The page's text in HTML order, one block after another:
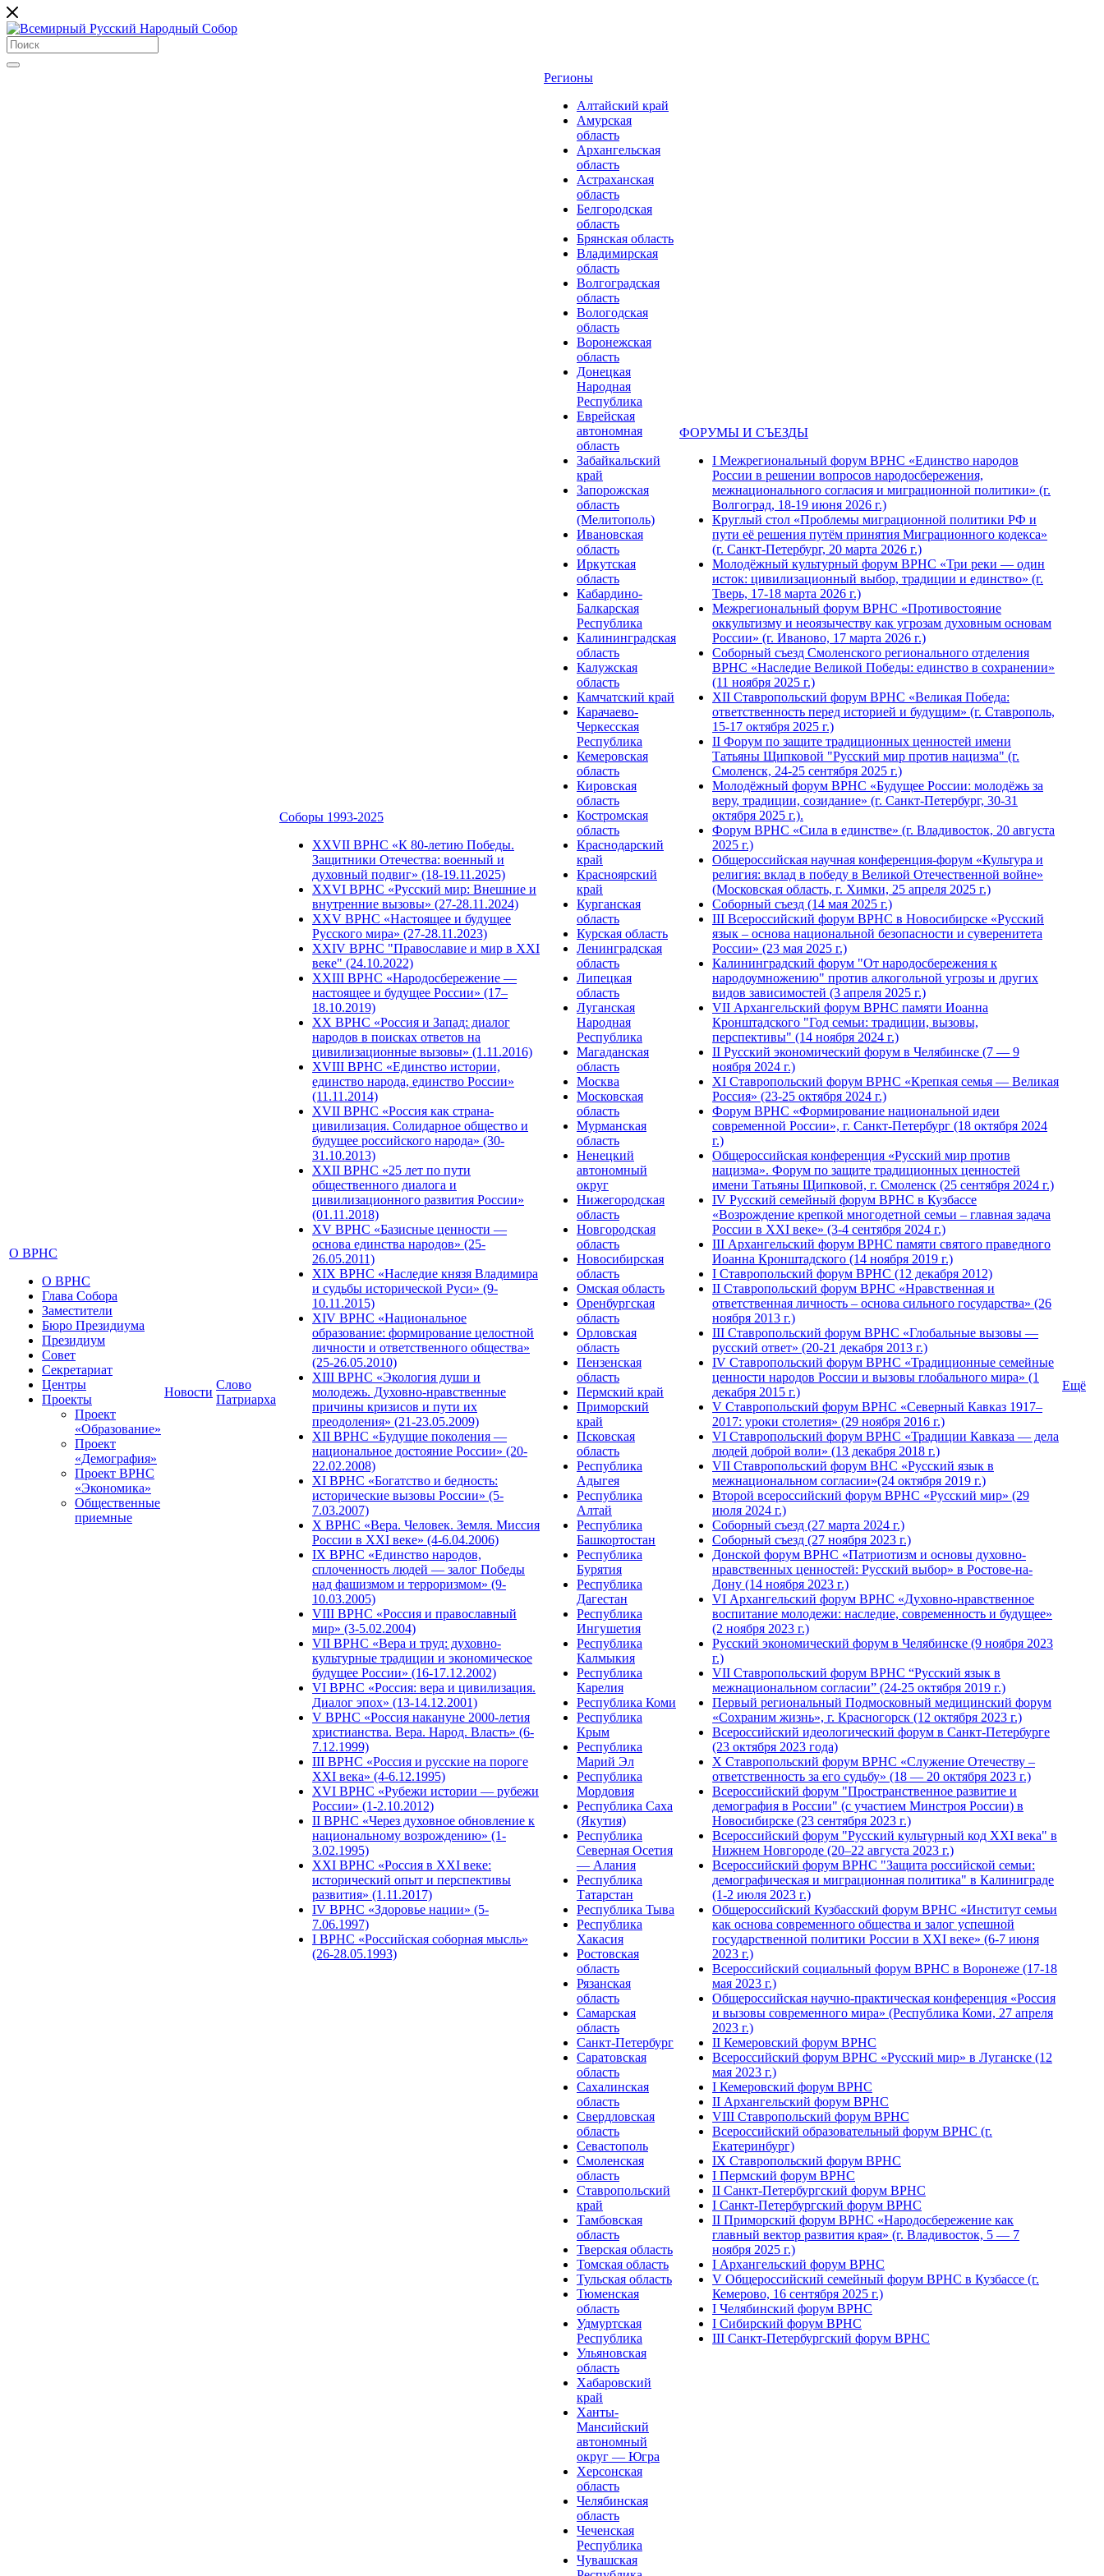
О ВРНС
О ВРНС
Глава Собора
Заместители
Бюро Президиума
Президиум
Совет
Секретариат
Центры
Проекты
Проект
«Образование»
Проект
«Демография»
Проект ВРНС
«Экономика»
Общественные
приемные
Новости
Слово
Патриарха
Соборы 1993-2025
ХХVII ВРНС «К 80-летию Победы.
Защитники Отечества: военный и
духовный подвиг» (18-19.11.2025)
XXVI ВРНС «Русский мир: Внешние и
внутренние вызовы» (27-28.11.2024)
XXV ВРНС «Настоящее и будущее
Русского мира» (27-28.11.2023)
XXIV ВРНС "Православие и мир в XXI
веке" (24.10.2022)
XXIII ВРНС «Народосбережение —
настоящее и будущее России» (17–
18.10.2019)
XX ВРНС «Россия и Запад: диалог
народов в поисках ответов на
цивилизационные вызовы» (1.11.2016)
XVIII ВРНС «Единство истории,
единство народа, единство России»
(11.11.2014)
XVII ВРНС «Россия как страна-
цивилизация. Солидарное общество и
будущее российского народа» (30-
31.10.2013)
XXII ВРНС «25 лет по пути
общественного диалога и
цивилизационного развития России»
(01.11.2018)
XV ВРНС «Базисные ценности —
основа единства народов» (25-
26.05.2011)
XIX ВРНС «Наследие князя Владимира
и судьбы исторической Руси» (9-
10.11.2015)
XIV ВРНС «Национальное
образование: формирование целостной
личности и ответственного общества»
(25-26.05.2010)
XIII ВРНС «Экология души и
молодежь. Духовно-нравственные
причины кризисов и пути их
преодоления» (21-23.05.2009)
XII ВРНС «Будущие поколения —
национальное достояние России» (20-
22.02.2008)
XI ВРНС «Богатство и бедность:
исторические вызовы России» (5-
7.03.2007)
X ВРНС «Вера. Человек. Земля. Миссия
России в XXI веке» (4-6.04.2006)
IX ВРНС «Единство народов,
сплоченность людей — залог Победы
над фашизмом и терроризмом» (9-
10.03.2005)
VIII ВРНС «Россия и православный
мир» (3-5.02.2004)
VII ВРНС «Вера и труд: духовно-
культурные традиции и экономическое
будущее России» (16-17.12.2002)
VI ВРНС «Россия: вера и цивилизация.
Диалог эпох» (13-14.12.2001)
V ВРНС «Россия накануне 2000-летия
христианства. Вера. Народ. Власть» (6-
7.12.1999)
III ВРНС «Россия и русские на пороге
XXI века» (4-6.12.1995)
XVI ВРНС «Рубежи истории — рубежи
России» (1-2.10.2012)
II ВРНС «Через духовное обновление к
национальному возрождению» (1-
3.02.1995)
XХI ВРНС «Россия в XXI веке:
исторический опыт и перспективы
развития» (1.11.2017)
IV ВРНС «Здоровье нации» (5-
7.06.1997)
I ВРНС «Российская соборная мысль»
(26-28.05.1993)
Регионы
Алтайский край
Амурская
область
Архангельская
область
Астраханская
область
Белгородская
область
Брянская область
Владимирская
область
Волгоградская
область
Вологодская
область
Воронежская
область
Донецкая
Народная
Республика
Еврейская
автономная
область
Забайкальский
край
Запорожская
область
(Мелитополь)
Ивановская
область
Иркутская
область
Кабардино-
Балкарская
Республика
Калининградская
область
Калужская
область
Камчатский край
Карачаево-
Черкесская
Республика
Кемеровская
область
Кировская
область
Костромская
область
Краснодарский
край
Красноярский
край
Курганская
область
Курская область
Ленинградская
область
Липецкая
область
Луганская
Народная
Республика
Магаданская
область
Москва
Московская
область
Мурманская
область
Ненецкий
автономный
округ
Нижегородская
область
Новгородская
область
Новосибирская
область
Омская область
Оренбургская
область
Орловская
область
Пензенская
область
Пермский край
Приморский
край
Псковская
область
Республика
Адыгея
Республика
Алтай
Республика
Башкортостан
Республика
Бурятия
Республика
Дагестан
Республика
Ингушетия
Республика
Калмыкия
Республика
Карелия
Республика Коми
Республика
Крым
Республика
Марий Эл
Республика
Мордовия
Республика Саха
(Якутия)
Республика
Северная Осетия
— Алания
Республика
Татарстан
Республика Тыва
Республика
Хакасия
Ростовская
область
Рязанская
область
Самарская
область
Санкт-Петербург
Саратовская
область
Сахалинская
область
Свердловская
область
Севастополь
Смоленская
область
Ставропольский
край
Тамбовская
область
Тверская область
Томская область
Тульская область
Тюменская
область
Удмуртская
Республика
Ульяновская
область
Хабаровский
край
Ханты-
Мансийский
автономный
округ — Югра
Херсонская
область
Челябинская
область
Чеченская
Республика
Чувашская
ФОРУМЫ И СЪЕЗДЫ
I Межрегиональный форум ВРНС «Единство народов
России в решении вопросов народосбережения,
межнационального согласия и миграционной политики» (г.
Волгоград, 18-19 июня 2026 г.)
Круглый стол «Проблемы миграционной политики РФ и
пути её решения путём принятия Миграционного кодекса»
(г. Санкт-Петербург, 20 марта 2026 г.)
Молодёжный культурный форум ВРНС «Три реки — один
исток: цивилизационный выбор, традиции и единство» (г.
Тверь, 17-18 марта 2026 г.)
Межрегиональный форум ВРНС «Противостояние
оккультизму и неоязычеству как угрозам духовным основам
России» (г. Иваново, 17 марта 2026 г.)
Соборный съезд Смоленского регионального отделения
ВРНС «Наследие Великой Победы: единство в сохранении»
(11 ноября 2025 г.)
XII Ставропольский форум ВРНС «Великая Победа:
ответственность перед историей и будущим» (г. Ставрополь,
15-17 октября 2025 г.)
II Форум по защите традиционных ценностей имени
Татьяны Щипковой "Русский мир против нацизма" (г.
Смоленск, 24-25 сентября 2025 г.)
Молодёжный форум ВРНС «Будущее России: молодёжь за
веру, традиции, созидание» (г. Санкт-Петербург, 30-31
октября 2025 г.).
Форум ВРНС «Сила в единстве» (г. Владивосток, 20 августа
2025 г.)
Общероссийская научная конференция-форум «Культура и
религия: вклад в победу в Великой Отечественной войне»
(Московская область, г. Химки, 25 апреля 2025 г.)
Соборный съезд (14 мая 2025 г.)
III Всероссийский форум ВРНС в Новосибирске «Русский
язык – основа национальной безопасности и суверенитета
России» (23 мая 2025 г.)
Калининградский форум "От народосбережения к
народоумножению" против алкогольной угрозы и других
видов зависимостей (3 апреля 2025 г.)
VII Архангельский форум ВРНС памяти Иоанна
Кронштадского "Год семьи: традиции, вызовы,
перспективы" (14 ноября 2024 г.)
II Русский экономический форум в Челябинске (7 — 9
ноября 2024 г.)
ХI Ставропольский форум ВРНС «Крепкая семья — Великая
Россия» (23-25 октября 2024 г.)
Форум ВРНС «Формирование национальной идеи
современной России», г. Санкт-Петербург (18 октября 2024
г.)
Общероссийская конференция «Русский мир против
нацизма». Форум по защите традиционных ценностей
имени Татьяны Щипковой, г. Смоленск (25 сентября 2024 г.)
IV Русский семейный форум ВРНС в Кузбассе
«Возрождение крепкой многодетной семьи – главная задача
России в XXI веке» (3-4 сентября 2024 г.)
III Архангельский форум ВРНС памяти святого праведного
Иоанна Кронштадского (14 ноября 2019 г.)
I Ставропольский форум ВРНС (12 декабря 2012)
II Ставропольский форум ВРНС «Нравственная и
ответственная личность – основа сильного государства» (26
ноября 2013 г.)
III Ставропольский форум ВРНС «Глобальные вызовы —
русский ответ» (20-21 декабря 2013 г.)
IV Ставропольский форум ВРНС «Традиционные семейные
ценности народов России и вызовы глобального мира» (1
декабря 2015 г.)
V Ставропольский форум ВРНС «Северный Кавказ 1917–
2017: уроки столетия» (29 ноября 2016 г.)
VI Ставропольский форум ВРНС «Традиции Кавказа — дела
людей доброй воли» (13 декабря 2018 г.)
VII Ставропольский форум ВHС «Русский язык в
межнациональном согласии»(24 октября 2019 г.)
Второй всероссийский форум ВРНС «Русский мир» (29
июля 2024 г.)
Соборный съезд (27 марта 2024 г.)
Соборный съезд (27 ноября 2023 г.)
Донской форум ВРНС «Патриотизм и основы духовно-
нравственных ценностей: Русский выбор» в Ростове-на-
Дону (14 ноября 2023 г.)
VI Архангельский форум ВРНС «Духовно-нравственное
воспитание молодежи: наследие, современность и будущее»
(2 ноября 2023 г.)
Русский экономический форум в Челябинске (9 ноября 2023
г.)
VII Ставропольский форум ВРНС “Русский язык в
межнациональном согласии” (24-25 октября 2019 г.)
Первый региональный Подмосковный медицинский форум
«Сохраним жизнь», г. Красногорск (12 октября 2023 г.)
Всероссийский идеологический форум в Санкт-Петербурге
(23 октября 2023 года)
X Ставропольский форум ВРНС «Служение Отечеству –
ответственность за его судьбу» (18 — 20 октября 2023 г.)
Всероссийский форум "Пространственное развитие и
демография в России" (с участием Минстроя России) в
Новосибирске (23 сентября 2023 г.)
Всероссийский форум "Русский культурный код XXI века" в
Нижнем Новгороде (20–22 августа 2023 г.)
Всероссийский форум ВРНС "Защита российской семьи:
демографическая и миграционная политика" в Калиниграде
(1-2 июля 2023 г.)
Общероссийский Кузбасский форум ВРНС «Институт семьи
как основа современного общества и залог успешной
государственной политики России в ХХI веке» (6-7 июня
2023 г.)
Всероссийский социальный форум ВРНС в Воронеже (17-18
мая 2023 г.)
Общероссийская научно-практическая конференция «Россия
и вызовы современного мира» (Республика Коми, 27 апреля
2023 г.)
II Кемеровский форум ВРНС
Всероссийский форум ВРНС «Русский мир» в Луганске (12
мая 2023 г.)
I Кемеровский форум ВРНС
II Архангельский форум ВРНС
VIII Ставропольский форум ВРНС
Всероссийский образовательный форум ВРНС (г.
Екатеринбург)
IX Ставропольский форум ВРНС
I Пермский форум ВРНС
II Санкт-Петербургский форум ВРНС
I Санкт-Петербургский форум ВРНС
II Приморский форум ВРНС «Народосбережение как
главный вектор развития края» (г. Владивосток, 5 — 7
ноября 2025 г.)
I Архангельский форум ВРНС
V Общероссийский семейный форум ВРНС в Кузбассе (г.
Кемерово, 16 сентября 2025 г.)
I Челябинский форум ВРНС
I Сибирский форум ВРНС
III Санкт-Петербургский форум ВРНС
Ещё